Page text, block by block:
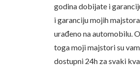
godina dobijate i
i garanciju mojih
urađeno na automobilu.
toga moji majstori su vam
dostupni 24h za svaki